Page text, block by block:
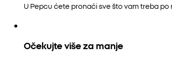
U Pepcu ćete pronaći sve što vam treba po
Očekujte više za manje